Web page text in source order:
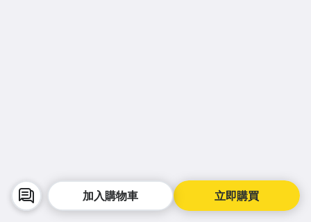
立即購買
加入購物車